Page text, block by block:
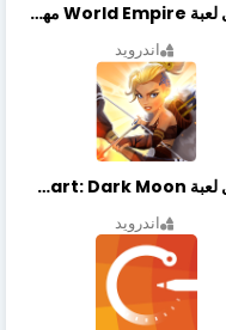
تحميل لعبة World Empire مهكرة أخر إصدار
اندرويد
تحميل لعبة Lionheart: Dark Moon مهكرة أخر إصدار
اندرويد